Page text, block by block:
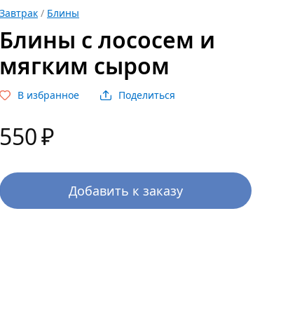
Завтрак / Блины
Блины с лососем и
мягким сыром
В избранное Поделиться
550₽
Добавить к заказу